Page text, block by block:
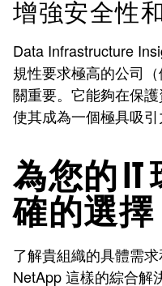
增強安全性
Data Infrastructure
規性要求極高的公司
關重要。它能夠在保
使其成為一個極具吸引
為您的 IT
確的選擇
了解貴組織的具體需
NetApp 這樣的綜合解